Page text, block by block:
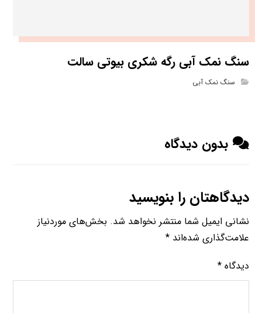
سنگ نمک آبی رگه شکری بیوتی سالت
سنگ نمک آبی
بدون دیدگاه
دیدگاهتان را بنویسید
نشانی ایمیل شما منتشر نخواهد شد. بخش‌های موردنیاز
علامت‌گذاری شده‌اند*
دیدگاه*